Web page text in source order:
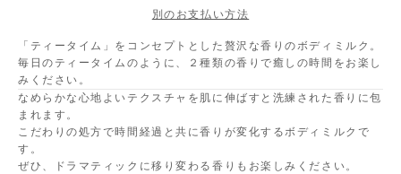
別のお支払い方法
「ティータイム」をコンセプトとした贅沢な香りのボディミルク。
毎日のティータイムのように、２種類の香りで癒しの時間をお楽し
みください。
なめらかな心地よいテクスチャを肌に伸ばすと洗練された香りに包
まれます。
こだわりの処方で時間経過と共に香りが変化するボディミルクで
す。
ぜひ、ドラマティックに移り変わる香りもお楽しみください。